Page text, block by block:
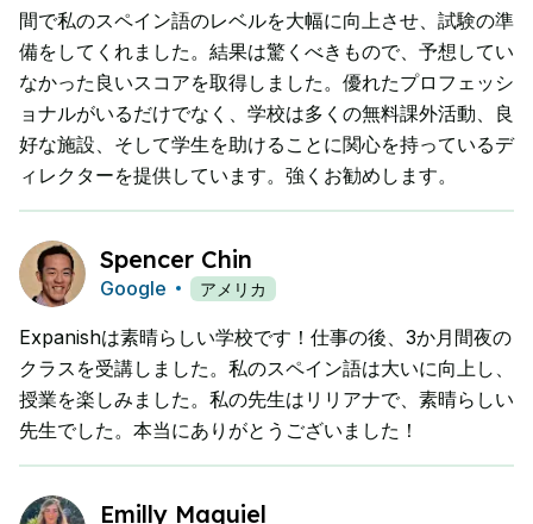
間で私のスペイン語のレベルを大幅に向上させ、試験の準
備をしてくれました。結果は驚くべきもので、予想してい
なかった良いスコアを取得しました。優れたプロフェッシ
ョナルがいるだけでなく、学校は多くの無料課外活動、良
好な施設、そして学生を助けることに関心を持っているデ
ィレクターを提供しています。強くお勧めします。
Spencer Chin
Google アメリカ
Expanishは素晴らしい学校です！仕事の後、3か月間夜の
クラスを受講しました。私のスペイン語は大いに向上し、
授業を楽しみました。私の先生はリリアナで、素晴らしい
先生でした。本当にありがとうございました！
Emilly Maquiel